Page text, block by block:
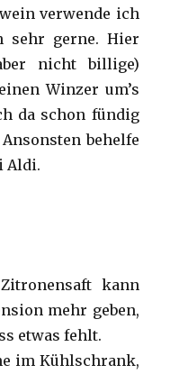
verwende ich
sehr gerne. Hier
nicht billige)
Winzer um’s
da schon fündig
behelfe
Aldi.
kann
mehr geben,
etwas fehlt.
im Kühlschrank,